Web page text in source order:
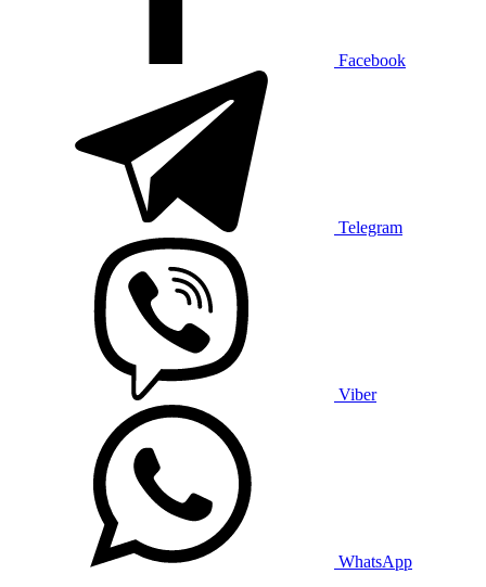
Facebook
Telegram
Viber
WhatsApp